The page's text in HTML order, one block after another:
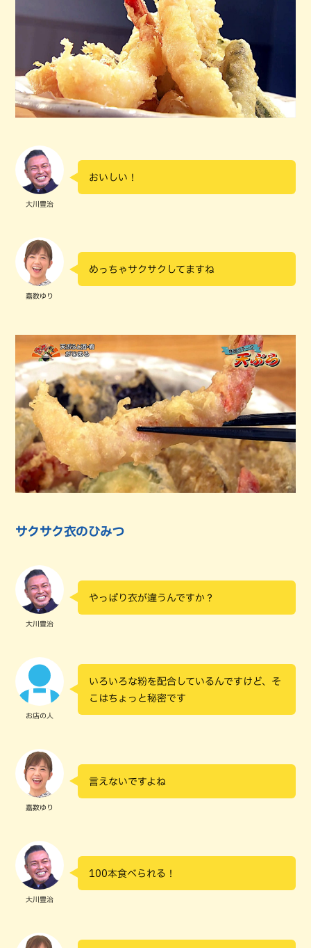
大川豊治
おいしい！
嘉数ゆり
めっちゃサクサクしてますね
サクサク衣のひみつ
大川豊治
やっぱり衣が違うんですか？
お店の人
いろいろな粉を配合しているんですけど、そ
こはちょっと秘密です
嘉数ゆり
言えないですよね
大川豊治
100本食べられる！